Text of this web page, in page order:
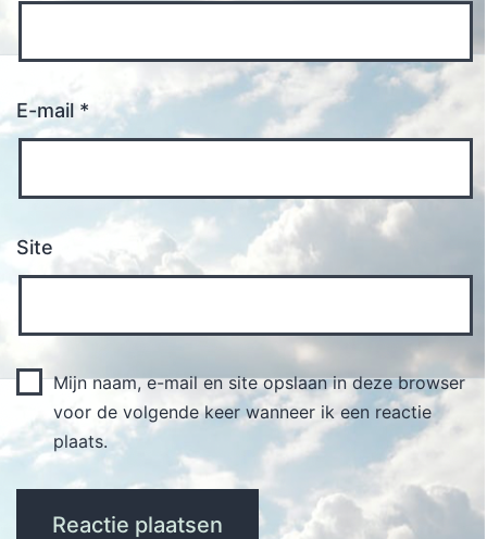
E-mail *
Site
Mijn naam, e-mail en site opslaan in deze browser
voor de volgende keer wanneer ik een reactie
plaats.